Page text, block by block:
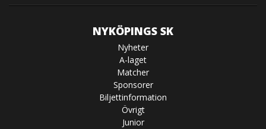
NYKÖPINGS SK
Nyheter
A-laget
Matcher
Sponsorer
Biljettinformation
Övrigt
Junior